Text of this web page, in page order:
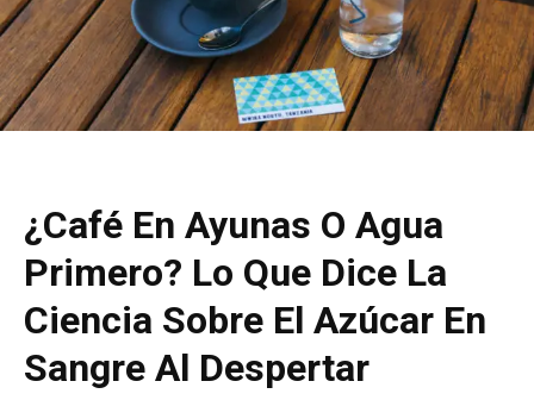
¿Café En Ayunas O Agua
Primero? Lo Que Dice La
Ciencia Sobre El Azúcar En
Sangre Al Despertar